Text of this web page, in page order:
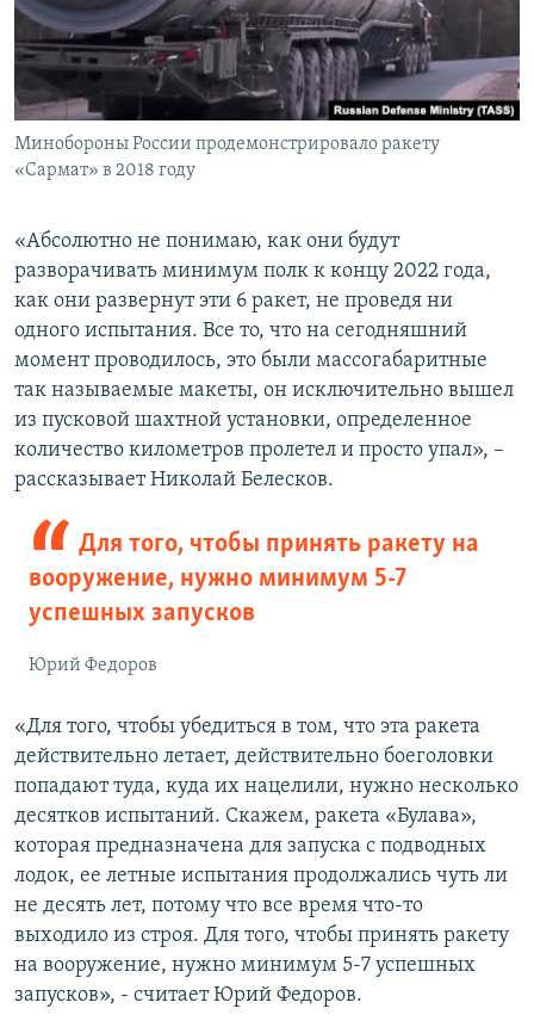
Минобороны России продемонстрировало ракету
«Сармат» в 2018 году
«Абсолютно не понимаю, как они будут
разворачивать минимум полк к концу 2022 года,
как они развернут эти 6 ракет, не проведя ни
одного испытания. Все то, что на сегодняшний
момент проводилось, это были массогабаритные
так называемые макеты, он исключительно вышел
из пусковой шахтной установки, определенное
количество километров пролетел и просто упал», –
рассказывает Николай Белесков.
Для того, чтобы принять ракету на
вооружение, нужно минимум 5-7
успешных запусков
Юрий Федоров
«Для того, чтобы убедиться в том, что эта ракета
действительно летает, действительно боеголовки
попадают туда, куда их нацелили, нужно несколько
десятков испытаний. Скажем, ракета «Булава»,
которая предназначена для запуска с подводных
лодок, ее летные испытания продолжались чуть ли
не десять лет, потому что все время что-то
выходило из строя. Для того, чтобы принять ракету
на вооружение, нужно минимум 5-7 успешных
запусков», - считает Юрий Федоров.